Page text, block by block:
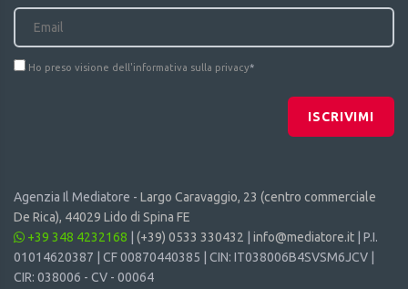
Ho preso visione dell'informativa sulla privacy*
ISCRIVIMI
Agenzia Il Mediatore - Largo Caravaggio, 23 (centro commerciale
De Rica), 44029 Lido di Spina FE
+39 348 4232168
(+39) 0533 330432 info@mediatore.it | P.I.
01014620387 | CF 00870440385 | CIN: IT038006B4SVSM6JCV |
CIR: 038006 - CV - 00064